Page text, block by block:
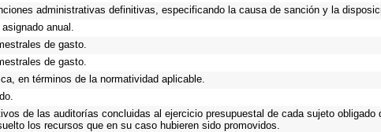
administrativas definitivas, especificando la causa de sanción y la
anual.
de gasto.
de gasto.
en términos de la normatividad aplicable.
de las auditorías concluidas al ejercicio presupuestal de cada sujeto
los recursos que en su caso hubieren sido promovidos.